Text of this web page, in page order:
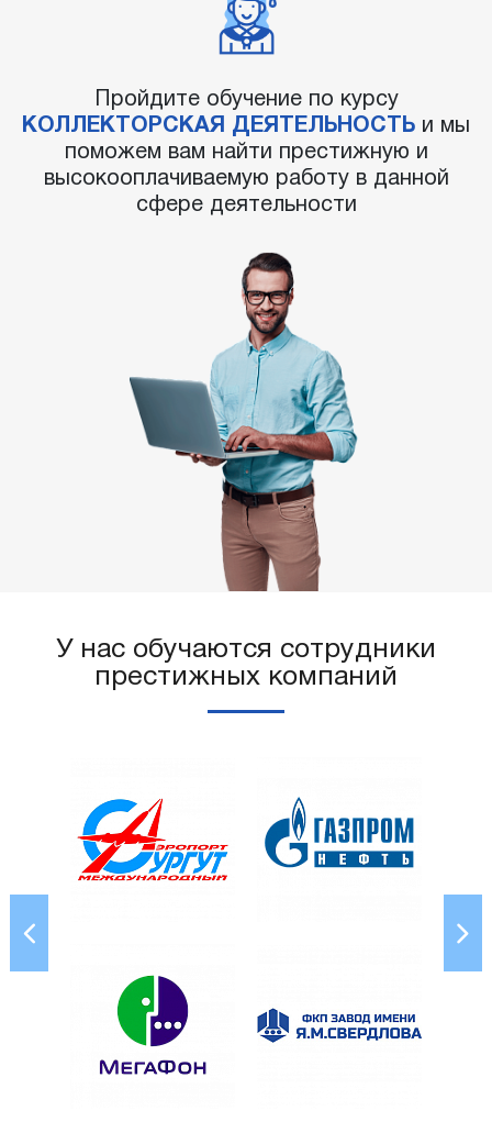
Пройдите обучение по курсу
КОЛЛЕКТОРСКАЯ ДЕЯТЕЛЬНОСТЬ и мы
поможем вам найти престижную и
высокооплачиваемую работу в данной
сфере деятельности
У нас обучаются сотрудники
престижных компаний